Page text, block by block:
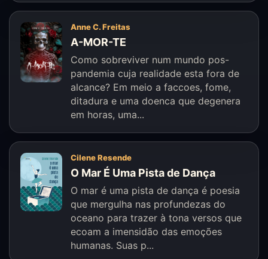
Anne C. Freitas
A-MOR-TE
Como sobreviver num mundo pos-
pandemia cuja realidade esta fora de
alcance? Em meio a faccoes, fome,
ditadura e uma doenca que degenera
em horas, uma...
Cilene Resende
O Mar É Uma Pista de Dança
O mar é uma pista de dança é poesia
que mergulha nas profundezas do
oceano para trazer à tona versos que
ecoam a imensidão das emoções
humanas. Suas p...